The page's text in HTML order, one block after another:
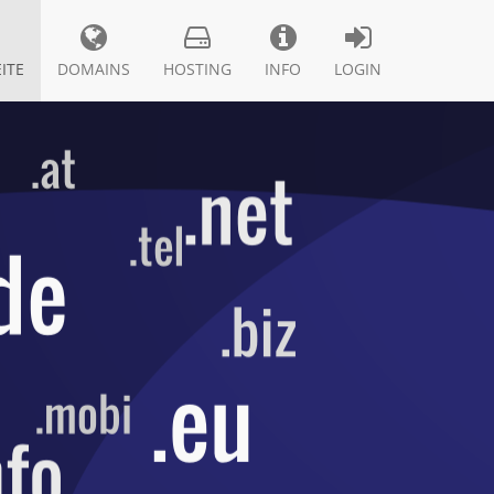
DOMAINS HOSTING INFO LOGIN